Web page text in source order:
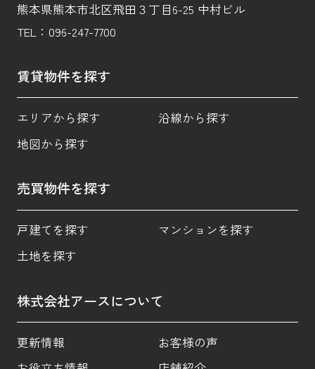
熊本県熊本市北区飛田３丁目6-25 中村ビル
TEL： 096-247-7700
賃貸物件を探す
エリアから探す
沿線から探す
地図から探す
売買物件を探す
戸建てを探す
マンションを探す
土地を探す
株式会社アースについて
更新情報
お客様の声